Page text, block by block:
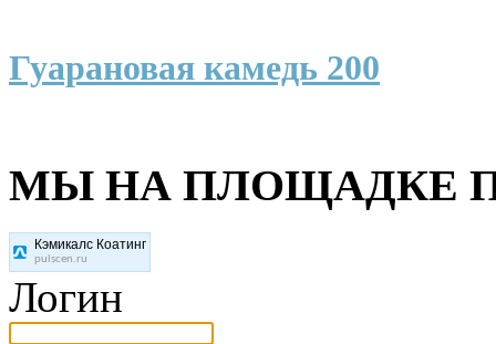
Гуарановая камедь 200
МЫ НА ПЛОЩАДКЕ
Кэмикалс Коатинг
pulscen.ru
Логин